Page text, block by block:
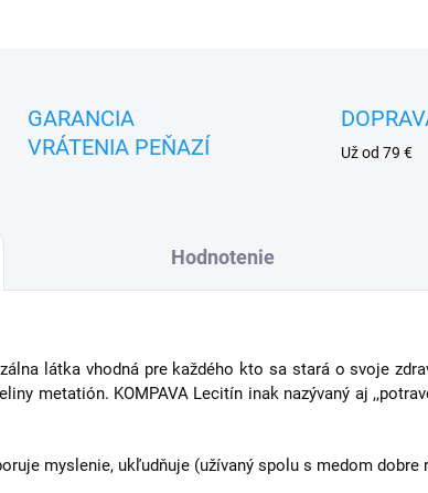
GARANCIA
VRÁTENIA PEŇAZÍ
Už od 79 €
Hodnotenie
látka vhodná pre každého kto sa stará o svoje
metatión. KOMPAVA Lecitín inak nazývaný aj
myslenie, ukľudňuje (užívaný spolu s medom dobre